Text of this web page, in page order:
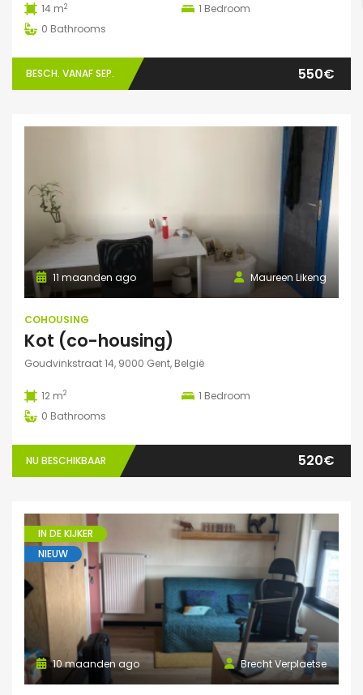
14 m2 1 Bedroom
0 Bathrooms
BESCH. VANAF SEP. 550€
Maureen Likeng
11 maanden ago
COHOUSING
Kot (co-housing)
Goudvinkstraat 14, 9000 Gent, België
12 m2 1 Bedroom
0 Bathrooms
NU BESCHIKBAAR 520€
IN DE KIJKER
NIEUW
Brecht Verplaetse
10 maanden ago